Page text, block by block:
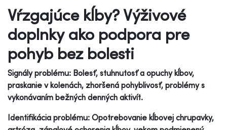
Vŕzgajúce kĺby? Výživové
doplnky ako podpora pre
pohyb bez bolesti
Signály problému: Bolesť, stuhnutosť a opuchy kĺbov,
praskanie v kolenách, zhoršená pohyblivosť, problémy s
vykonávaním bežných denných aktivít.
Identifikácia problému: Opotrebovanie kĺbovej chrupavky,